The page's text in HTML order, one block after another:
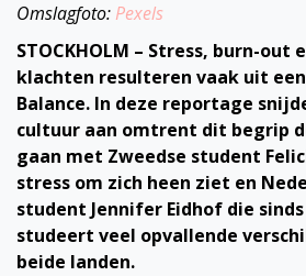
Omslagfoto: Pexels
STOCKHOLM – Stress, burn-out
klachten resulteren vaak uit
Balance. In deze reportage
cultuur aan omtrent dit begrip
gaan met Zweedse student
stress om zich heen ziet en
student Jennifer Eidhof die
studeert veel opvallende
beide landen.